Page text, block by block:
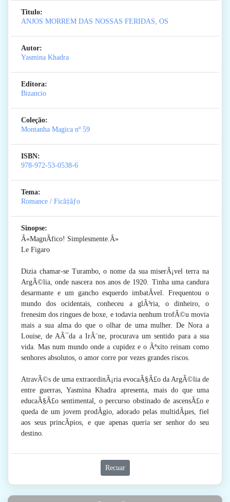
Titulo:
ANJOS MORREM DAS NOSSAS FERIDAS, OS
Autor:
Yasmina Khadra
Editora:
Bizancio
Coleção:
Montanha Magica nº 59
ISBN:
978-972-53-0538-6
Tema:
Romance / Ficã‡ãƒo
Sinopse:
Â«MagnÃ­fico! Simplesmente.Â»
Le Figaro
Dizia chamar-se Turambo, o nome da sua miserÃ¡vel terra na
ArgÃ©lia, onde nascera nos anos de 1920. Tinha uma candura
desarmante e um gancho esquerdo imbatÃ­vel. Frequentou o
mundo dos ocidentais, conheceu a glÃ³ria, o dinheiro, o
frenesim dos ringues de boxe, e todavia nenhum trofÃ©u movia
mais a sua alma do que o olhar de uma mulher. De Nora a
Louise, de AÃ¯da a IrÃ¨ne, procurava um sentido para a sua
vida. Mas num mundo onde a cupidez e o Ãªxito reinam como
senhores absolutos, o amor corre por vezes grandes riscos.
AtravÃ©s de uma extraordinÃ¡ria evocaÃ§Ã£o da ArgÃ©lia de
entre guerras, Yasmina Khadra apresenta, mais do que uma
educaÃ§Ã£o sentimental, o percurso obstinado de ascensÃ£o e
queda de um jovem prodÃ­gio, adorado pelas multidÃµes, fiel
aos seus princÃ­pios, e que apenas queria ser senhor do seu
destino.
Recuar